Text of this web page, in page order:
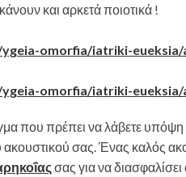
και αρκετά ποιοτικά !
omorfia/iatriki-
omorfia/iatriki-
που πρέπει να λάβετε
ακουστικού σας. Ένας καλός
σας για να